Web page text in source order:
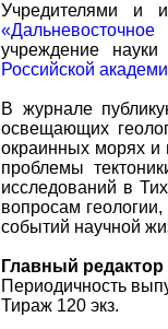
Учредителями и
учреждение науки
Российской
В журнале
освещающих
окраинных морях и
проблемы
исследований в
вопросам
событий научной
Главный
Периодичность
Тираж 120 экз.